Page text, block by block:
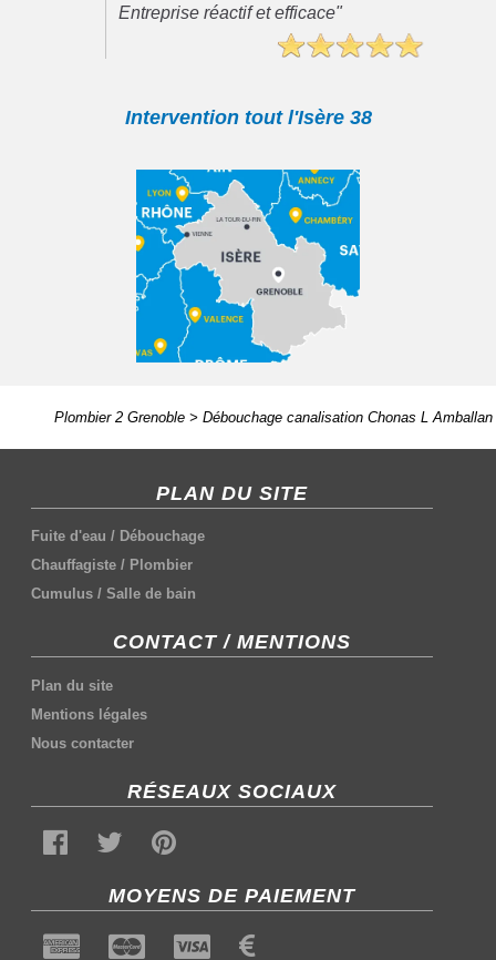
Entreprise réactif et efficace"
Intervention tout l'Isère 38
Plombier 2 Grenoble> Débouchage canalisation Chonas L Amballan
PLAN DU SITE
Fuite d'eau / Débouchage
Chauffagiste / Plombier
Cumulus /Salle de bain
CONTACT / MENTIONS
Plan du site
Mentions légales
Nous contacter
RÉSEAUX SOCIAUX
MOYENS DE PAIEMENT